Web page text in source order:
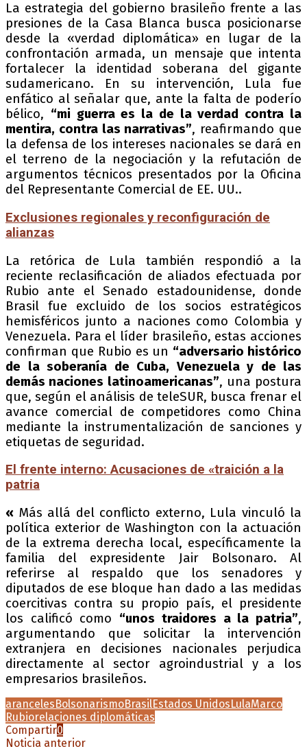
La estrategia del gobierno brasileño frente a las
presiones de la Casa Blanca busca posicionarse
desde la «verdad diplomática» en lugar de la
confrontación armada, un mensaje que intenta
fortalecer la identidad soberana del gigante
sudamericano. En su intervención, Lula fue
enfático al señalar que, ante la falta de poderío
bélico, “mi guerra es la de la verdad contra la
mentira, contra las narrativas”, reafirmando que
la defensa de los intereses nacionales se dará en
el terreno de la negociación y la refutación de
argumentos técnicos presentados por la Oficina
del Representante Comercial de EE. UU..
Exclusiones regionales y reconfiguración de
alianzas
La retórica de Lula también respondió a la
reciente reclasificación de aliados efectuada por
Rubio ante el Senado estadounidense, donde
Brasil fue excluido de los socios estratégicos
hemisféricos junto a naciones como Colombia y
Venezuela. Para el líder brasileño, estas acciones
confirman que Rubio es un “adversario histórico
de la soberanía de Cuba, Venezuela y de las
demás naciones latinoamericanas”, una postura
que, según el análisis de teleSUR, busca frenar el
avance comercial de competidores como China
mediante la instrumentalización de sanciones y
etiquetas de seguridad.
El frente interno: Acusaciones de «traición a la
patria
« Más allá del conflicto externo, Lula vinculó la
política exterior de Washington con la actuación
de la extrema derecha local, específicamente la
familia del expresidente Jair Bolsonaro. Al
referirse al respaldo que los senadores y
diputados de ese bloque han dado a las medidas
coercitivas contra su propio país, el presidente
los calificó como “unos traidores a la patria”,
argumentando que solicitar la intervención
extranjera en decisiones nacionales perjudica
directamente al sector agroindustrial y a los
empresarios brasileños.
arancelesBolsonarismoBrasilEstados UnidosLulaMarco
Rubiorelaciones diplomáticas
Compartir0
Noticia anterior